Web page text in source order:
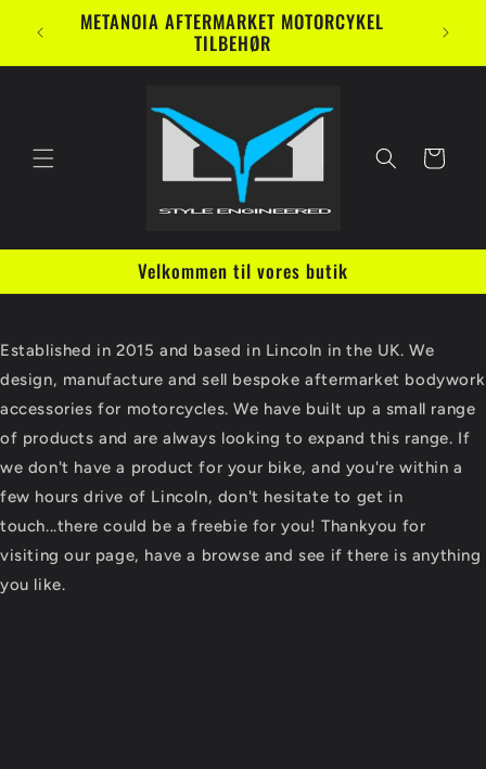
indholdMETANOIA AFTERMARKET MOTORCYKEL
TILBEHØR
Indkøbskurv
Velkommen til vores butik
Established in 2015 and based in Lincoln in the UK. We
design, manufacture and sell bespoke aftermarket bodywork
accessories for motorcycles. We have built up a small range
of products and are always looking to expand this range. If
we don't have a product for your bike, and you're within a
few hours drive of Lincoln, don't hesitate to get in
touch...there could be a freebie for you! Thankyou for
visiting our page, have a browse and see if there is anything
you like.